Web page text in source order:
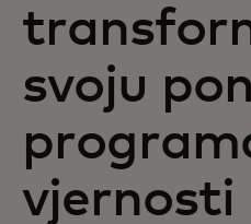
svoju
vjernosti